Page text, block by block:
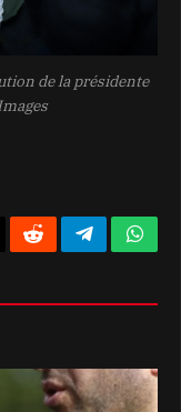
de la présidente
RedditTelegram